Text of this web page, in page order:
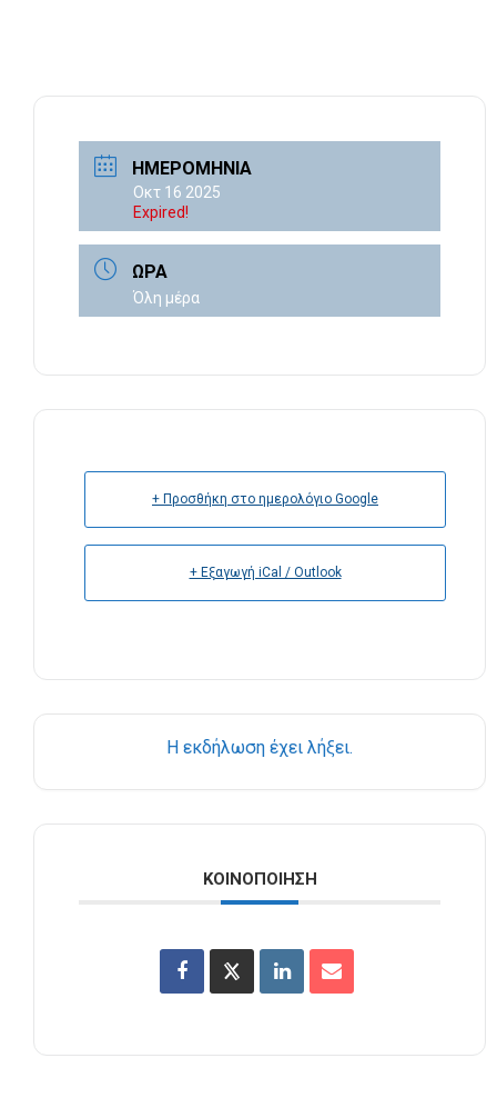
ΗΜΕΡΟΜΗΝΊΑ
Οκτ 16 2025
Expired!
ΏΡΑ
Όλη μέρα
+ Προσθήκη στο ημερολόγιο Google
+ Εξαγωγή iCal / Outlook
Η εκδήλωση έχει λήξει.
ΚΟΙΝΟΠΟΊΗΣΗ